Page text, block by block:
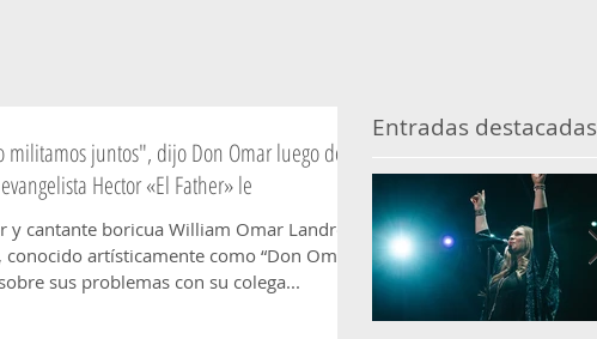
militamos juntos", dijo Don Omar luego de
Hector «El Father» le
y cantante boricua William Omar Landrón
conocido artísticamente como “Don Omar”,
sus problemas con su colega...
Entradas destacadas